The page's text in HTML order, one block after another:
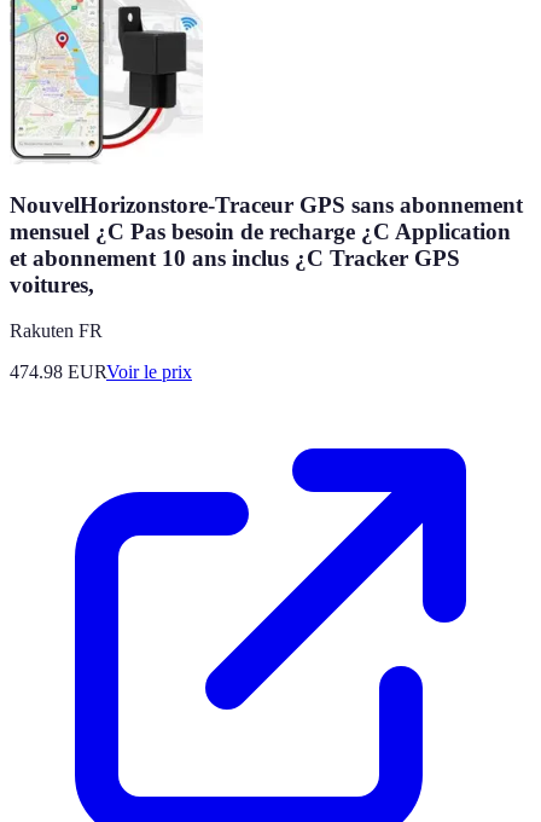
NouvelHorizonstore-Traceur GPS sans abonnement
mensuel ¿C Pas besoin de recharge ¿C Application
et abonnement 10 ans inclus ¿C Tracker GPS
voitures,
Rakuten FR
474.98 EURVoir le prix